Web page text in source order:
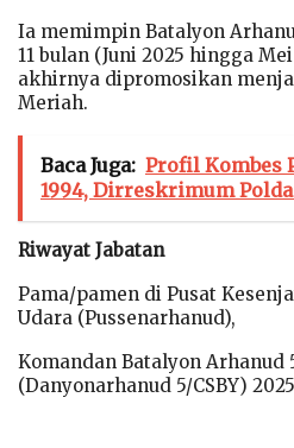
Ia memimpin Batalyon
11 bulan (Juni 2025 hingga
akhirnya dipromosikan
Meriah.
Baca Juga: Profil Kombes
1994, Dirreskrimum Polda
Riwayat Jabatan
Pama/pamen di Pusat
Udara (Pussenarhanud),
Komandan Batalyon Arhanud
(Danyonarhanud 5/CSBY)